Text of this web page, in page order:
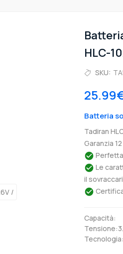
HLC-
SKU:
Batteria
Tadiran
Garanzia
Le
il
Capacità: